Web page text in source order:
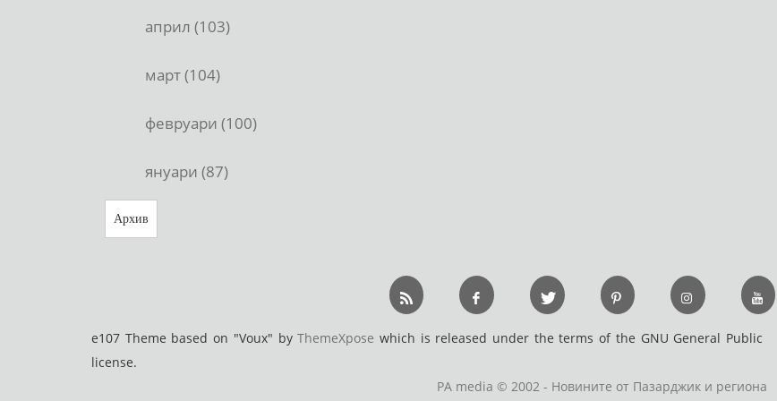
април (103)
март (104)
февруари (100)
януари (87)
Архив
e107 Theme based on "Voux" byThemeXpose which is released under the terms of the GNU General Public
license.
PA media © 2002 - Новините от Пазарджик и региона